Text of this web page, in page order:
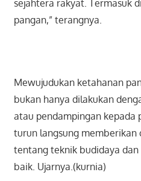
sejahtera rakyat. Termasuk
pangan,” terangnya.
Mewujudukan ketahanan
bukan hanya dilakukan
atau pendampingan kepada
turun langsung
tentang teknik budidaya
baik. Ujarnya.(kurnia)